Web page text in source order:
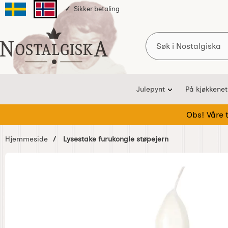
Svenska sidanNorska sidan
Sikker betaling
Startsiden for Nostalgiska
Søk
Julepynt På kjøkkenet
Obs! Våre
Hjemmeside Lysestake furukongle støpejern